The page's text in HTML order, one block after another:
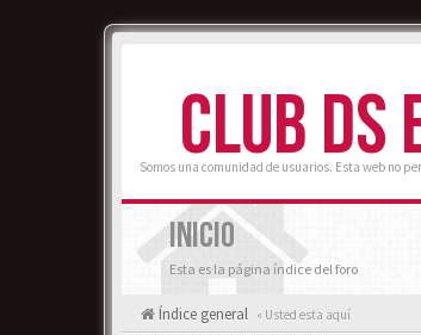
CLUB DS
Somos una comunidad de usuarios. Esta web no
INICIO
Esta es la página índice del foro
Índice general « Usted esta aquí